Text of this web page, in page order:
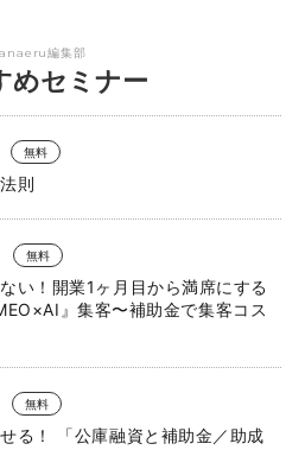
編集部
めセミナー
無料
則
無料
い！開業1ヶ月目から満席にする
』集客〜補助金で集客コス
無料
る！ 「公庫融資と補助金／助成